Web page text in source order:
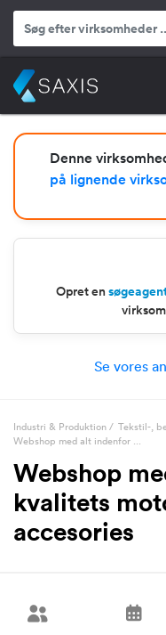
Denne
på lignende
Opret en
Se vores
Industri & Produktion/ Tekstil-,
Webshop med alt indenfor ...
Webshop
kvalitets
accesories